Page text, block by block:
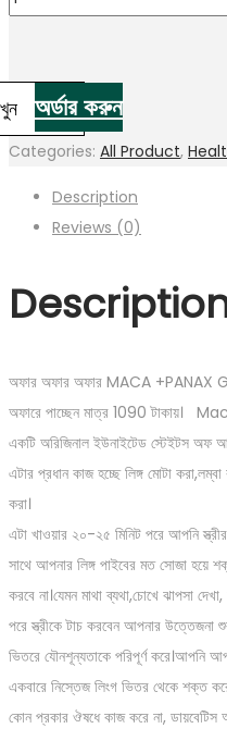
অর্ডার করুন
Categories: All Product,
Description
Reviews (0)
অফার অফার অফার MACA +PANAX
অফারে পাচ্ছেন মাত্র 1090 টাকায়।
একটি অরিজিনাল ইউনাইটেড স্টেইটস অফ
এটার প্রধান কাজ হচ্ছে লিঙ্গ মোটা
করা।
এটা খাওয়ার ২০-২৫ মিনিট পরে আপনি
সাথে আপনার লিঙ্গ পাইবের মত সোজা হয়ে
করবে না।যেমন মাথা ব্যথা,চোখে ঝাপসা
পরে স্ত্রীকে টাচ করবেন আপনার উত্তেজনা
ভিতরে যৌনশূন্যতাকে পরিপূর্ণ করে।আপনি
একবারে নিস্তেজ লিংগ ভিতর থেকে শক্ত
কোন প্রকার ঔষধে কাজ করে না, ডায়বেটিস